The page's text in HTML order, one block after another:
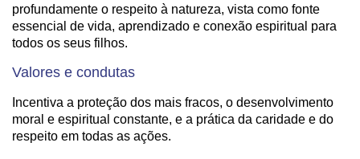
profundamente o respeito à natureza, vista como fonte
essencial de vida, aprendizado e conexão espiritual para
todos os seus filhos.
Valores e condutas
Incentiva a proteção dos mais fracos, o desenvolvimento
moral e espiritual constante, e a prática da caridade e do
respeito em todas as ações.